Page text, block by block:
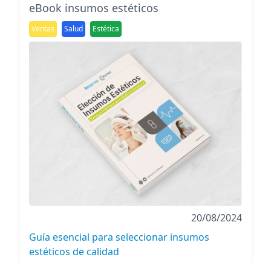
eBook insumos estéticos
Ventas Salud Estética
20/08/2024
Guía esencial para seleccionar insumos
estéticos de calidad